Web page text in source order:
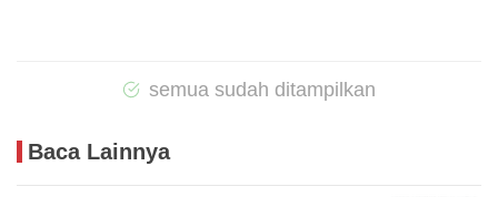
semua sudah ditampilkan
Baca Lainnya